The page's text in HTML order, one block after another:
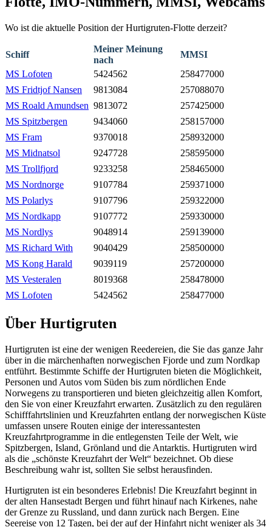
Wo ist die aktuelle Position der Hurtigruten-Flotte derzeit?
Schiff
Meiner Meinung
nach
MMSI
MS Lofoten
5424562
258477000
MS Fridtjof Nansen
9813084
257088070
MS Roald Amundsen 9813072
257425000
MS Spitzbergen
9434060
258157000
MS Fram
9370018
258932000
MS Midnatsol
9247728
258595000
MS Trollfjord
9233258
258465000
MS Nordnorge
9107784
259371000
MS Polarlys
9107796
259322000
MS Nordkapp
9107772
259330000
MS Nordlys
9048914
259139000
MS Richard With
9040429
258500000
MS Kong Harald
9039119
257200000
MS Vesteralen
8019368
258478000
MS Lofoten
5424562 258477000
Über Hurtigruten
Hurtigruten ist eine der wenigen Reedereien, die Sie das ganze Jahr
über in die märchenhaften norwegischen Fjorde und zum Nordkap
entführt. Bestimmte Schiffe der Hurtigruten bieten die Möglichkeit,
Personen und Autos vom Süden bis zum nördlichen Ende
Norwegens zu transportieren und bieten gleichzeitig allen Komfort,
den Sie von einer Kreuzfahrt erwarten. Zusätzlich zu den regulären
Schifffahrtslinien und Kreuzfahrten entlang der norwegischen Küste
umfassen unsere Routen einige der interessantesten
Kreuzfahrtprogramme in die entlegensten Teile der Welt, wie
Spitzbergen, Island, Grönland und die Antarktis. Hurtigruten wird
als die „schönste Kreuzfahrt der Welt“ bezeichnet. Ob diese
Beschreibung wahr ist, sollten Sie selbst herausfinden.
Hurtigruten ist ein besonderes Erlebnis! Die Kreuzfahrt beginnt in
der alten Hansestadt Bergen und führt hinauf nach Kirkenes, nahe
der Grenze zu Russland, und dann zurück nach Bergen. Eine
Seereise von 12 Tagen, bei der auf der Hinfahrt nicht weniger als 34